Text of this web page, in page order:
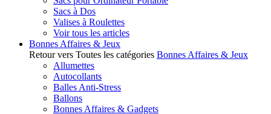
Sacs à Dos
Valises à Roulettes
Voir tous les articles
Bonnes Affaires & Jeux
Retour vers Toutes les catégories Bonnes Affaires & Jeux
Allumettes
Autocollants
Balles Anti-Stress
Ballons
Bonnes Affaires & Gadgets